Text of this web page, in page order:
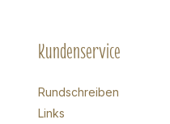
Kundenservice
Rundschreiben
Links